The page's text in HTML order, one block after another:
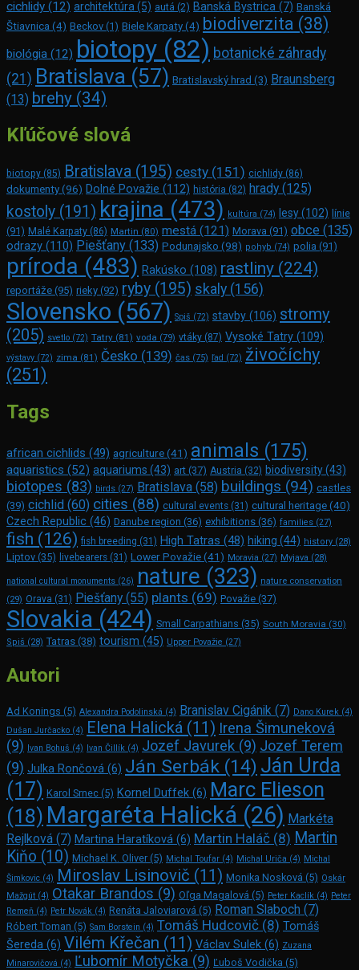
cichlidy (12) architektúra (5) autá (2) Banská Bystrica (7) Banská
Štiavnica (4) Beckov (1) Biele Karpaty (4) biodiverzita (38)
biológia (12) biotopy (82) botanické záhrady
(21) Bratislava (57) Bratislavský hrad (3) Braunsberg
(13) brehy (34)
Kľúčové slová
biotopy (85) Bratislava (195) cesty (151) cichlidy (86)
dokumenty (96) Dolné Považie (112) história (82) hrady (125)
kostoly (191) krajina (473) kultúra (74) lesy(102) línie
(91) Malé Karpaty (86) Martin (80) mestá (121) Morava (91) obce (135)
odrazy (110) Piešťany (133) Podunajsko (98) pohyb (74) polia (91)
príroda (483) Rakúsko (108) rastliny (224)
reportáže (95) rieky (92) ryby (195) skaly (156)
Slovensko (567) Spiš (72) stavby (106) stromy
(205) svetlo (72) Tatry (81) voda (79) vtáky (87) Vysoké Tatry (109)
výstavy (72) zima (81) Česko (139) čas (75) ľad (72) živočíchy
(251)
Tags
african cichlids (49) agriculture(41) animals (175)
aquaristics (52) aquariums (43) art (37) Austria (32) biodiversity(43)
biotopes (83) birds (27) Bratislava (58) buildings (94) castles
(39) cichlid (60) cities (88) cultural events (31) cultural heritage (40)
Czech Republic (46) Danube region (36) exhibitions (36) families (27)
fish (126) fish breeding (31) High Tatras (48) hiking (44) history (28)
Liptov (35) livebearers (31) Lower Považie(41) Moravia (27) Myjava (28)
national cultural monuments (26) nature (323) nature conservation
(29) Orava (31) Piešťany (55) plants (69) Považie (37)
Slovakia (424) Small Carpathians (35) South Moravia (30)
Spiš (28) Tatras (38) tourism (45) Upper Považie (27)
Autori
Ad Konings (5) Alexandra Podolinská (4) Branislav Cigánik (7) Dano Kurek (4)
Dušan Jurčacko (4) Elena Halická (11) Irena Šimuneková
(9) Ivan Bohuš (4) Ivan Čillík (4) Jozef Javurek (9) Jozef Terem
(9) Julka Rončová (6) Ján Serbák (14) Ján Urda
(17) Karol Srnec (5) Kornel Duffek (6) Marc Elie­son
(18) Margaréta Halická (26) Markéta
Rejlková (7) Martina Haratíková (6) Martin Haláč (8) Martin
Kiňo (10) Michael K. Oliver (5) Michal Toufar (4) Michal Uriča (4) Michal
Šimkovic (4) Miroslav Lisinovič (11) Monika Nosková (5) Oskár
Mažgút (4) Otakar Brandos (9) Oľga Magalová (5) Peter Kaclík (4) Peter
Remeň (4) Petr Novák (4) Renáta Jaloviarová (5) Roman Slaboch (7)
Róbert Toman (5) Sam Bors­tein (4) Tomáš Hudcovič (8) Tomáš
Šereda (6) Vilém Křečan (11) Václav Sulek (6) Zuzana
Minarovičová (4) Ľubomír Motyčka (9) Ľuboš Vodička (5)